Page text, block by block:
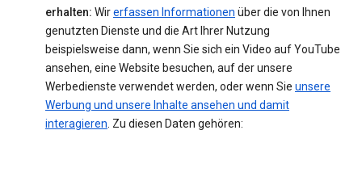
erhalten: Wirerfassen Informationen über die von Ihnen
genutzten Dienste und die Art Ihrer Nutzung
beispielsweise dann, wenn Sie sich ein Video auf YouTube
ansehen, eine Website besuchen, auf der unsere
Werbedienste verwendet werden, oder wenn Sie unsere
Werbung und unsere Inhalte ansehen und damit
interagieren. Zu diesen Daten gehören: